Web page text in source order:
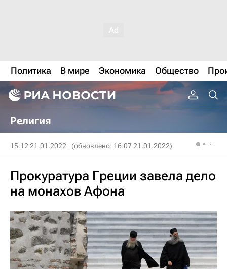
Политика В мире Экономика Общество
Религия
15:12 21.01.2022 (обновлено: 16:07 21.01.2022)
Прокуратура Греции завела дело
на монахов Афона